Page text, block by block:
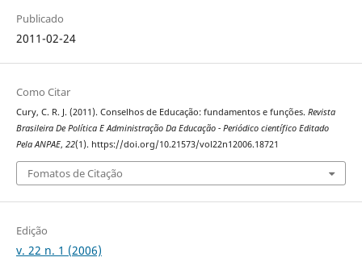
Publicado
2011-02-24
Como Citar
Cury, C. R. J. (2011). Conselhos de Educação: fundamentos e funções. Revista
Brasileira De Política E Administração Da Educação - Periódico científico Editado
Pela ANPAE, 22(1). https://doi.org/10.21573/vol22n12006.18721
Fomatos de Citação
Edição
v. 22 n. 1 (2006)